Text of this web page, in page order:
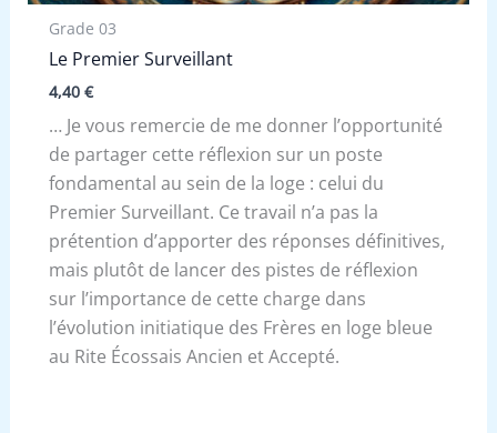
Grade 03
Le Premier Surveillant
4,40 €
… Je vous remercie de me donner l’opportunité
de partager cette réflexion sur un poste
fondamental au sein de la loge : celui du
Premier Surveillant. Ce travail n’a pas la
prétention d’apporter des réponses définitives,
mais plutôt de lancer des pistes de réflexion
sur l’importance de cette charge dans
l’évolution initiatique des Frères en loge bleue
au Rite Écossais Ancien et Accepté.